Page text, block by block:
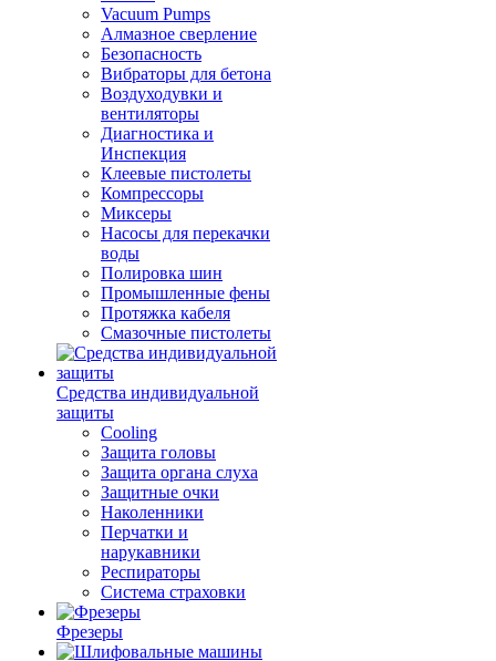
Vacuum Pumps
Алмазное сверление
Безопасность
Вибраторы для бетона
Воздуходувки и
вентиляторы
Диагностика и
Инспекция
Клеевые пистолеты
Компрессоры
Миксеры
Насосы для перекачки
воды
Полировка шин
Промышленные фены
Протяжка кабеля
Смазочные пистолеты
Средства индивидуальной
защиты
Cooling
Защита головы
Защита органа слуха
Защитные очки
Наколенники
Перчатки и
нарукавники
Респираторы
Система страховки
Фрезеры